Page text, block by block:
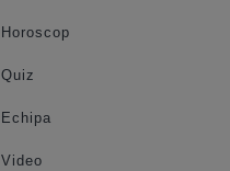
Horoscop
Quiz
Echipa
Video